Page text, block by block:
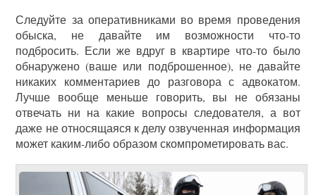
Следуйте за оперативниками во время проведения
обыска, не давайте им возможности что-то
подбросить. Если же вдруг в квартире что-то было
обнаружено (ваше или подброшенное), не давайте
никаких комментариев до разговора с адвокатом.
Лучше вообще меньше говорить, вы не обязаны
отвечать ни на какие вопросы следователя, а вот
даже не относящаяся к делу озвученная информация
может каким-либо образом скомпрометировать вас.